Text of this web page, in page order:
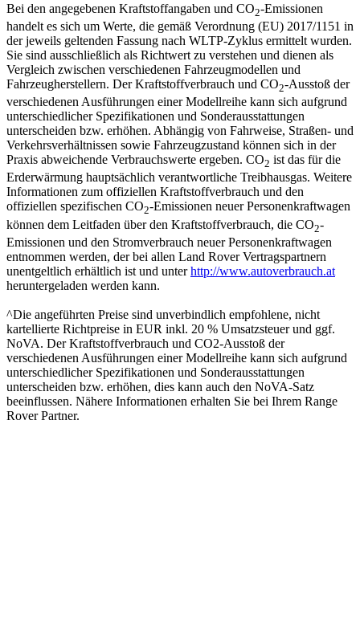
Bei den angegebenen Kraftstoffangaben und CO2-Emissionen
handelt es sich um Werte, die gemäß Verordnung (EU) 2017/1151 in
der jeweils geltenden Fassung nach WLTP-Zyklus ermittelt wurden.
Sie sind ausschließlich als Richtwert zu verstehen und dienen als
Vergleich zwischen verschiedenen Fahrzeugmodellen und
Fahrzeugherstellern. Der Kraftstoffverbrauch und CO2-Ausstoß der
verschiedenen Ausführungen einer Modellreihe kann sich aufgrund
unterschiedlicher Spezifikationen und Sonderausstattungen
unterscheiden bzw. erhöhen. Abhängig von Fahrweise, Straßen- und
Verkehrsverhältnissen sowie Fahrzeugzustand können sich in der
Praxis abweichende Verbrauchswerte ergeben. CO2 ist das für die
Erderwärmung hauptsächlich verantwortliche Treibhausgas. Weitere
Informationen zum offiziellen Kraftstoffverbrauch und den
offiziellen spezifischen CO2-Emissionen neuer Personenkraftwagen
können dem Leitfaden über den Kraftstoffverbrauch, die CO2-
Emissionen und den Stromverbrauch neuer Personenkraftwagen
entnommen werden, der bei allen Land Rover Vertragspartnern
unentgeltlich erhältlich ist und unterhttp://www.autoverbrauch.at
heruntergeladen werden kann.
^Die angeführten Preise sind unverbindlich empfohlene, nicht
kartellierte Richtpreise in EUR inkl. 20 % Umsatzsteuer und ggf.
NoVA. Der Kraftstoffverbrauch und CO2-Ausstoß der
verschiedenen Ausführungen einer Modellreihe kann sich aufgrund
unterschiedlicher Spezifikationen und Sonderausstattungen
unterscheiden bzw. erhöhen, dies kann auch den NoVA-Satz
beeinflussen. Nähere Informationen erhalten Sie bei Ihrem Range
Rover Partner.